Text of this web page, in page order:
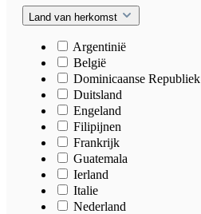
Land van herkomst
Argentinië
België
Dominicaanse Republiek
Duitsland
Engeland
Filipijnen
Frankrijk
Guatemala
Ierland
Italie
Nederland